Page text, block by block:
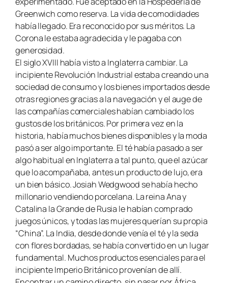
Greenwich como reserva. La vida de comodidades
había llegado. Era reconocido por sus méritos. La
Corona le estaba agradecida y le pagaba con
generosidad.
El siglo XVIII había visto a Inglaterra cambiar. La
incipiente Revolución Industrial estaba creando una
sociedad de consumo y los bienes importados desde
otras regiones gracias a la navegación y el auge de
las compañías comerciales habían cambiado los
gustos de los británicos. Por primera vez en la
historia, había muchos bienes disponibles y la moda
pasó a ser algo importante. El té había pasado a ser
algo habitual en Inglaterra a tal punto, que el azúcar
que lo acompañaba, antes un producto de lujo, era
un bien básico. Josiah Wedgwood se había hecho
millonario vendiendo porcelana. La reina Ana y
Catalina la Grande de Rusia le habían comprado
juegos únicos, y todas las mujeres querían su propia
“China”. La India, desde donde venía el té y la seda
con flores bordadas, se había convertido en un lugar
fundamental. Muchos productos esenciales para el
incipiente Imperio Británico provenían de allí.